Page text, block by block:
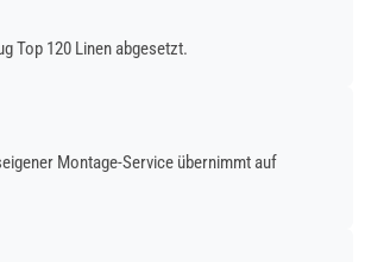
Top 120 Linen abgesetzt.
Montage-Service übernimmt auf